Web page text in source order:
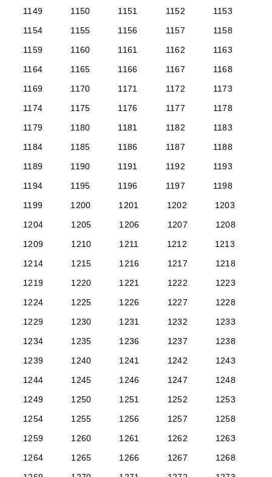
1149
1150 1151 1152
1153
1154
1155 1156 1157
1158
1159
1160 1161 1162
1163
1164
1165 1166 1167
1168
1169
1170 1171 1172
1173
1174
1175 1176 1177
1178
1179
1180 1181 1182
1183
1184
1185 1186 1187
1188
1189
1190 1191 1192
1193
1194
1195 1196 1197
1198
1199
1200 1201 1202
1203
1204
1205 1206 1207
1208
1209
1210 1211 1212
1213
1214
1215 1216 1217
1218
1219
1220 1221 1222
1223
1224
1225 1226 1227
1228
1229
1230 1231 1232
1233
1234
1235 1236 1237
1238
1239
1240 1241 1242
1243
1244
1245 1246 1247
1248
1249
1250 1251 1252
1253
1254
1255 1256 1257
1258
1259
1260 1261 1262
1263
1264
1265 1266 1267
1268